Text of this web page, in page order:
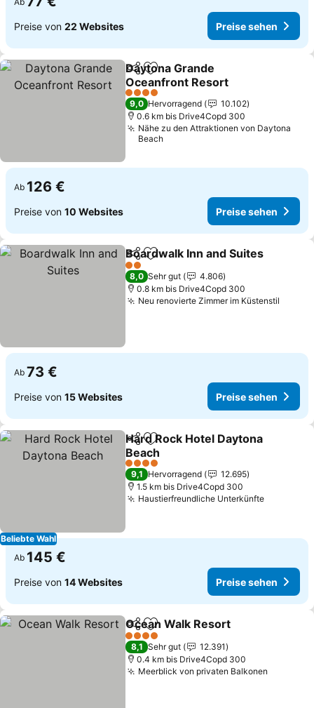
Preise von 22 Websites Preise sehen
TeilenZu Favoriten hinzufügen
Daytona Grande
Oceanfront Resort
4 Sterne
9,0 Hervorragend
10.102
0.6 km bis Drive4Copd 300
Nähe zu den Attraktionen von Daytona
Beach
Ab 126 €
Preise von 10 Websites Preise sehen
TeilenZu Favoriten hinzufügen
Boardwalk Inn and Suites
2 Sterne
8,0 Sehr gut
4.806
0.8 km bis Drive4Copd 300
Neu renovierte Zimmer im Küstenstil
Ab 73 €
Preise von 15 Websites Preise sehen
Beliebte Wahl
TeilenZu Favoriten hinzufügen
Hard Rock Hotel Daytona
Beach
4 Sterne
9,1 Hervorragend
12.695
1.5 km bis Drive4Copd 300
Haustierfreundliche Unterkünfte
Ab 145 €
Preise von 14 Websites Preise sehen
TeilenZu Favoriten hinzufügen
Ocean Walk Resort
4 Sterne
8,1 Sehr gut
12.391
0.4 km bis Drive4Copd 300
Meerblick von privaten Balkonen